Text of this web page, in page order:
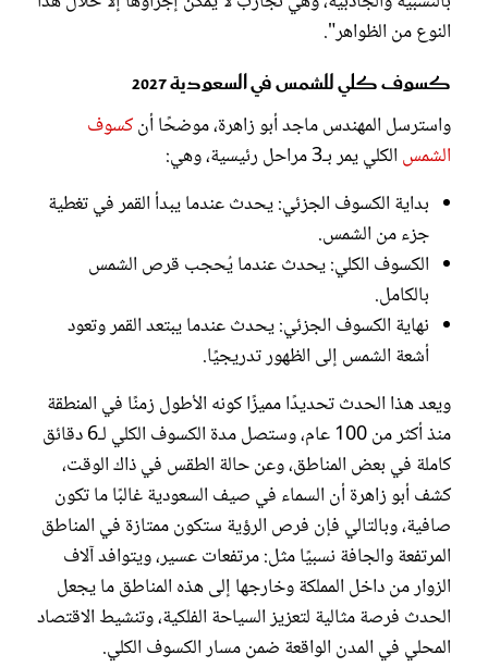
النوع من الظواهر".
كسوف كلي للشمس في السعودية 2027
واسترسل المهندس ماجد أبو زاهرة، موضحًا أنكسوف
الشمس الكلي يمر بـ3 مراحل رئيسية، وهي:
بداية الكسوف الجزئي: يحدث عندما يبدأ القمر في تغطية
جزء من الشمس.
الكسوف الكلي: يحدث عندما يُحجب قرص الشمس
بالكامل.
نهاية الكسوف الجزئي: يحدث عندما يبتعد القمر وتعود
أشعة الشمس إلى الظهور تدريجيًا.
ويعد هذا الحدث تحديدًا مميزًا كونه الأطول زمنًا في المنطقة
منذ أكثر من 100 عام، وستصل مدة الكسوف الكلي لـ6 دقائق
كاملة في بعض المناطق، وعن حالة الطقس في ذاك الوقت،
كشف أبو زاهرة أن السماء في صيف السعودية غالبًا ما تكون
صافية، وبالتالي فإن فرص الرؤية ستكون ممتازة في المناطق
المرتفعة والجافة نسبيًا مثل: مرتفعات عسير، ويتوافد آلاف
الزوار من داخل المملكة وخارجها إلى هذه المناطق ما يجعل
الحدث فرصة مثالية لتعزيز السياحة الفلكية، وتنشيط الاقتصاد
المحلي في المدن الواقعة ضمن مسار الكسوف الكلي.